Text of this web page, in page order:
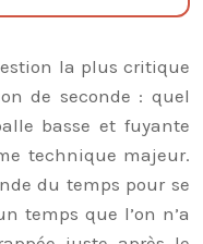
la plus critique
de seconde : quel
basse et fuyante
technique majeur.
du temps pour se
temps que l’on n’a